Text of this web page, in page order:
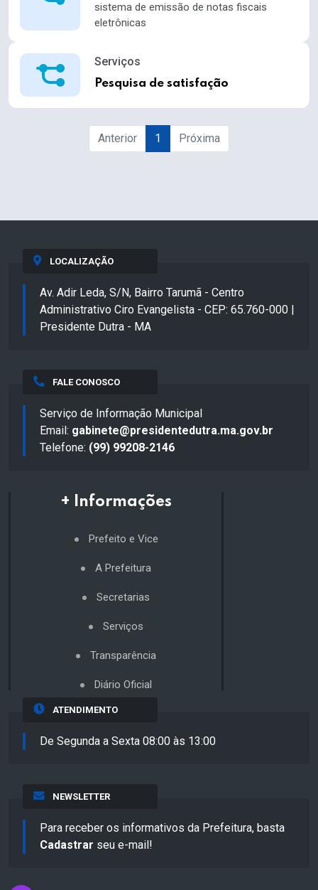
sistema de emissão de notas fiscais
eletrônicas
Serviços
Pesquisa de satisfação
Anterior 1 Próxima
LOCALIZAÇÃO
Av. Adir Leda, S/N, Bairro Tarumã - Centro
Administrativo Ciro Evangelista - CEP: 65.760-000 |
Presidente Dutra - MA
FALE CONOSCO
Serviço de Informação Municipal
Email: gabinete@presidentedutra.ma.gov.br
Telefone: (99) 99208-2146
+ Informações
Prefeito e Vice
A Prefeitura
Secretarias
Serviços
Transparência
Diário Oficial
ATENDIMENTO
De Segunda a Sexta 08:00 às 13:00
NEWSLETTER
Para receber os informativos da Prefeitura, basta
Cadastrar seu e-mail!